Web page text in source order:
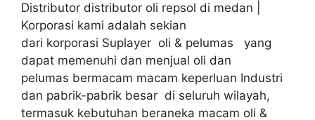
Distributor distributor oli repsol di medan |
Korporasi kami adalah sekian
dari korporasi Suplayer oli & pelumas yang
dapat memenuhi dan menjual oli dan
pelumas bermacam macam keperluan Industri
dan pabrik-pabrik besar di seluruh wilayah,
termasuk kebutuhan beraneka macam oli &